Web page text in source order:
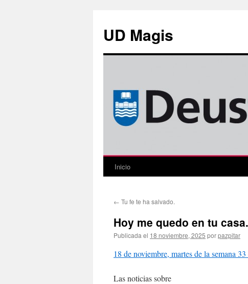
contenido
UD Magis
Inicio
← Tu fe te ha salvado.
Hoy me quedo en tu casa.
Publicada el 18 noviembre, 2025 porpazpitar
18 de noviembre, martes de la semana
Las noticias sobre